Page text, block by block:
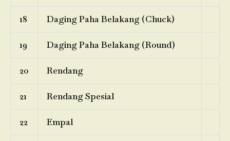
18 Daging Paha Belakang (Chuck)
19 Daging Paha Belakang (Round)
20 Rendang
21 Rendang Spesial
22 Empal